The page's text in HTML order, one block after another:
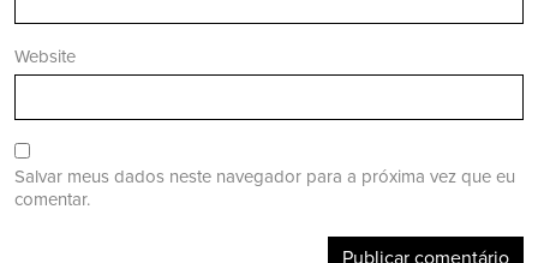
Website
Salvar meus dados neste navegador para a próxima vez que eu
comentar.